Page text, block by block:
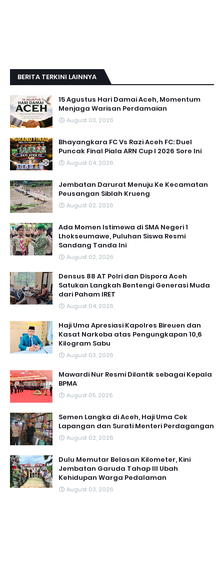
BERITA TERKINI LAINNYA
15 Agustus Hari Damai Aceh, Momentum
Menjaga Warisan Perdamaian
August 03, 2026
Bhayangkara FC Vs Razi Aceh FC: Duel
Puncak Final Piala ARN Cup I 2026 Sore Ini
August 04, 2026
Jembatan Darurat Menuju Ke Kecamatan
Peusangan Siblah Krueng
August 02, 2026
Ada Momen Istimewa di SMA Negeri 1
Lhokseumawe, Puluhan Siswa Resmi
Sandang Tanda Ini
August 02, 2026
Densus 88 AT Polri dan Dispora Aceh
Satukan Langkah Bentengi Generasi Muda
dari Paham IRET
August 04, 2026
Haji Uma Apresiasi Kapolres Bireuen dan
Kasat Narkoba atas Pengungkapan 10,6
Kilogram Sabu
August 03, 2026
Mawardi Nur Resmi Dilantik sebagai Kepala
BPMA
August 05, 2026
Semen Langka di Aceh, Haji Uma Cek
Lapangan dan Surati Menteri Perdagangan
August 02, 2026
Dulu Memutar Belasan Kilometer, Kini
Jembatan Garuda Tahap III Ubah
Kehidupan Warga Pedalaman ‎
August 03, 2026